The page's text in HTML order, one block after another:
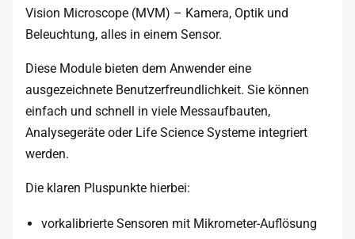
Vision Microscope (MVM) – Kamera, Optik und
Beleuchtung, alles in einem Sensor.
Diese Module bieten dem Anwender eine
ausgezeichnete Benutzerfreundlichkeit. Sie können
einfach und schnell in viele Messaufbauten,
Analysegeräte oder Life Science Systeme integriert
werden.
Die klaren Pluspunkte hierbei:
vorkalibrierte Sensoren mit Mikrometer-Auflösung